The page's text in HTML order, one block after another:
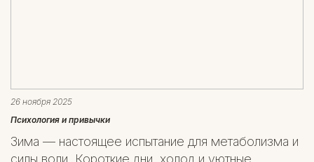
26 ноября 2025
Психология и привычки
Зима — настоящее испытание для метаболизма и
силы воли. Короткие дни, холод и уютные